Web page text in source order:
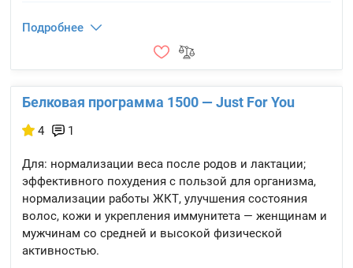
Подробнее
Белковая программа 1500 — Just For You
4 1
Для: нормализации веса после родов и лактации;
эффективного похудения с пользой для организма,
нормализации работы ЖКТ, улучшения состояния
волос, кожи и укрепления иммунитета — женщинам и
мужчинам со средней и высокой физической
активностью.